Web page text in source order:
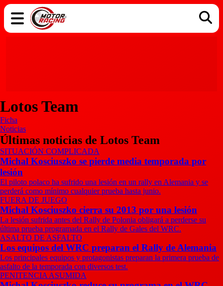
Lotos Team
Ficha
Noticias
Últimas noticias de Lotos Team
SITUACIÓN COMPLICADA
Michal Kosciuszko se pierde media temporada por
lesión
El piloto polaco ha sufrido una lesión en un rally en Alemania y se
perderá como mínimo cualquier prueba hasta junio.
FUERA DE JUEGO
Michal Kosciuszko cierra su 2013 por una lesión
La lesión sufrida antes del Rally de Polonia obligará a perderse su
última prueba programada en el Rally de Gales del WRC.
ASALTO DE ASFALTO
Los equipos del WRC preparan el Rally de Alemania
Los principales equipos y protagonistas preparan la primera prueba de
asfalto de la temporada con diversos test.
PENITENCIA ASUMIDA